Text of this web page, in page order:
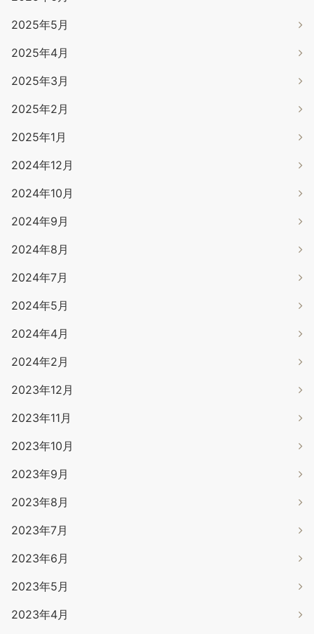
2025年5月
2025年4月
2025年3月
2025年2月
2025年1月
2024年12月
2024年10月
2024年9月
2024年8月
2024年7月
2024年5月
2024年4月
2024年2月
2023年12月
2023年11月
2023年10月
2023年9月
2023年8月
2023年7月
2023年6月
2023年5月
2023年4月